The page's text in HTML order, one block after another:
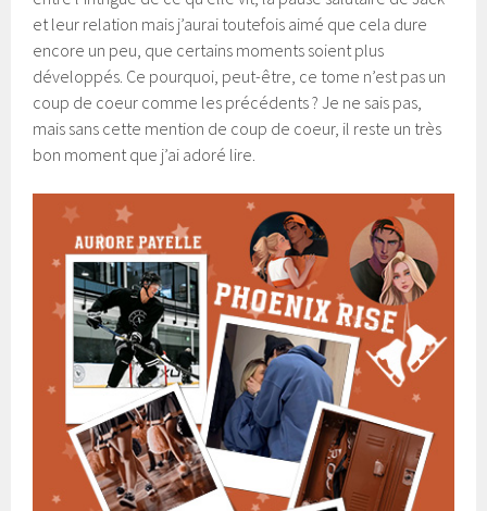
et leur relation mais j’aurai toutefois aimé que cela dure
encore un peu, que certains moments soient plus
développés. Ce pourquoi, peut-être, ce tome n’est pas un
coup de coeur comme les précédents ? Je ne sais pas,
mais sans cette mention de coup de coeur, il reste un très
bon moment que j’ai adoré lire.